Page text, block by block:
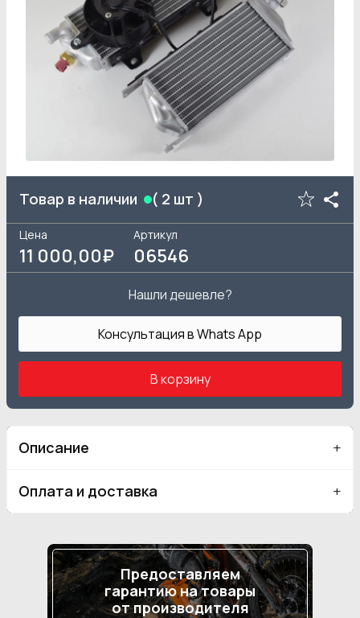
Товар в наличии ( 2 шт )
Цена
11 000,00₽
Артикул
06546
Нашли дешевле?
Консультация в Whats App
В корзину
Описание
Оплата и доставка
Предоставляем
гарантию на товары
от производителя